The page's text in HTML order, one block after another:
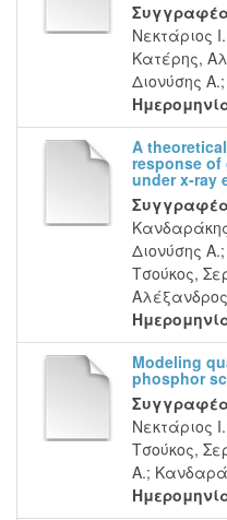
Νεκτάριος Ι.
Κατέρης,
Διονύσης Α.;
A
response
under x-ray
Διονύσης Α.;
Τσούκος,
Αλέξανδρος
Modeling
phosphor
Νεκτάριος Ι.
Τσούκος,
Α.;